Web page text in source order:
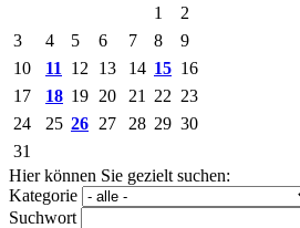
1
2
3
4 5 6 7 8
9
10
11 12 13 14 15 16
17
18 19 20 21 22 23
24
25 26 27 28 29 30
31
Hier können Sie gezielt suchen:
Kategorie
Suchwort